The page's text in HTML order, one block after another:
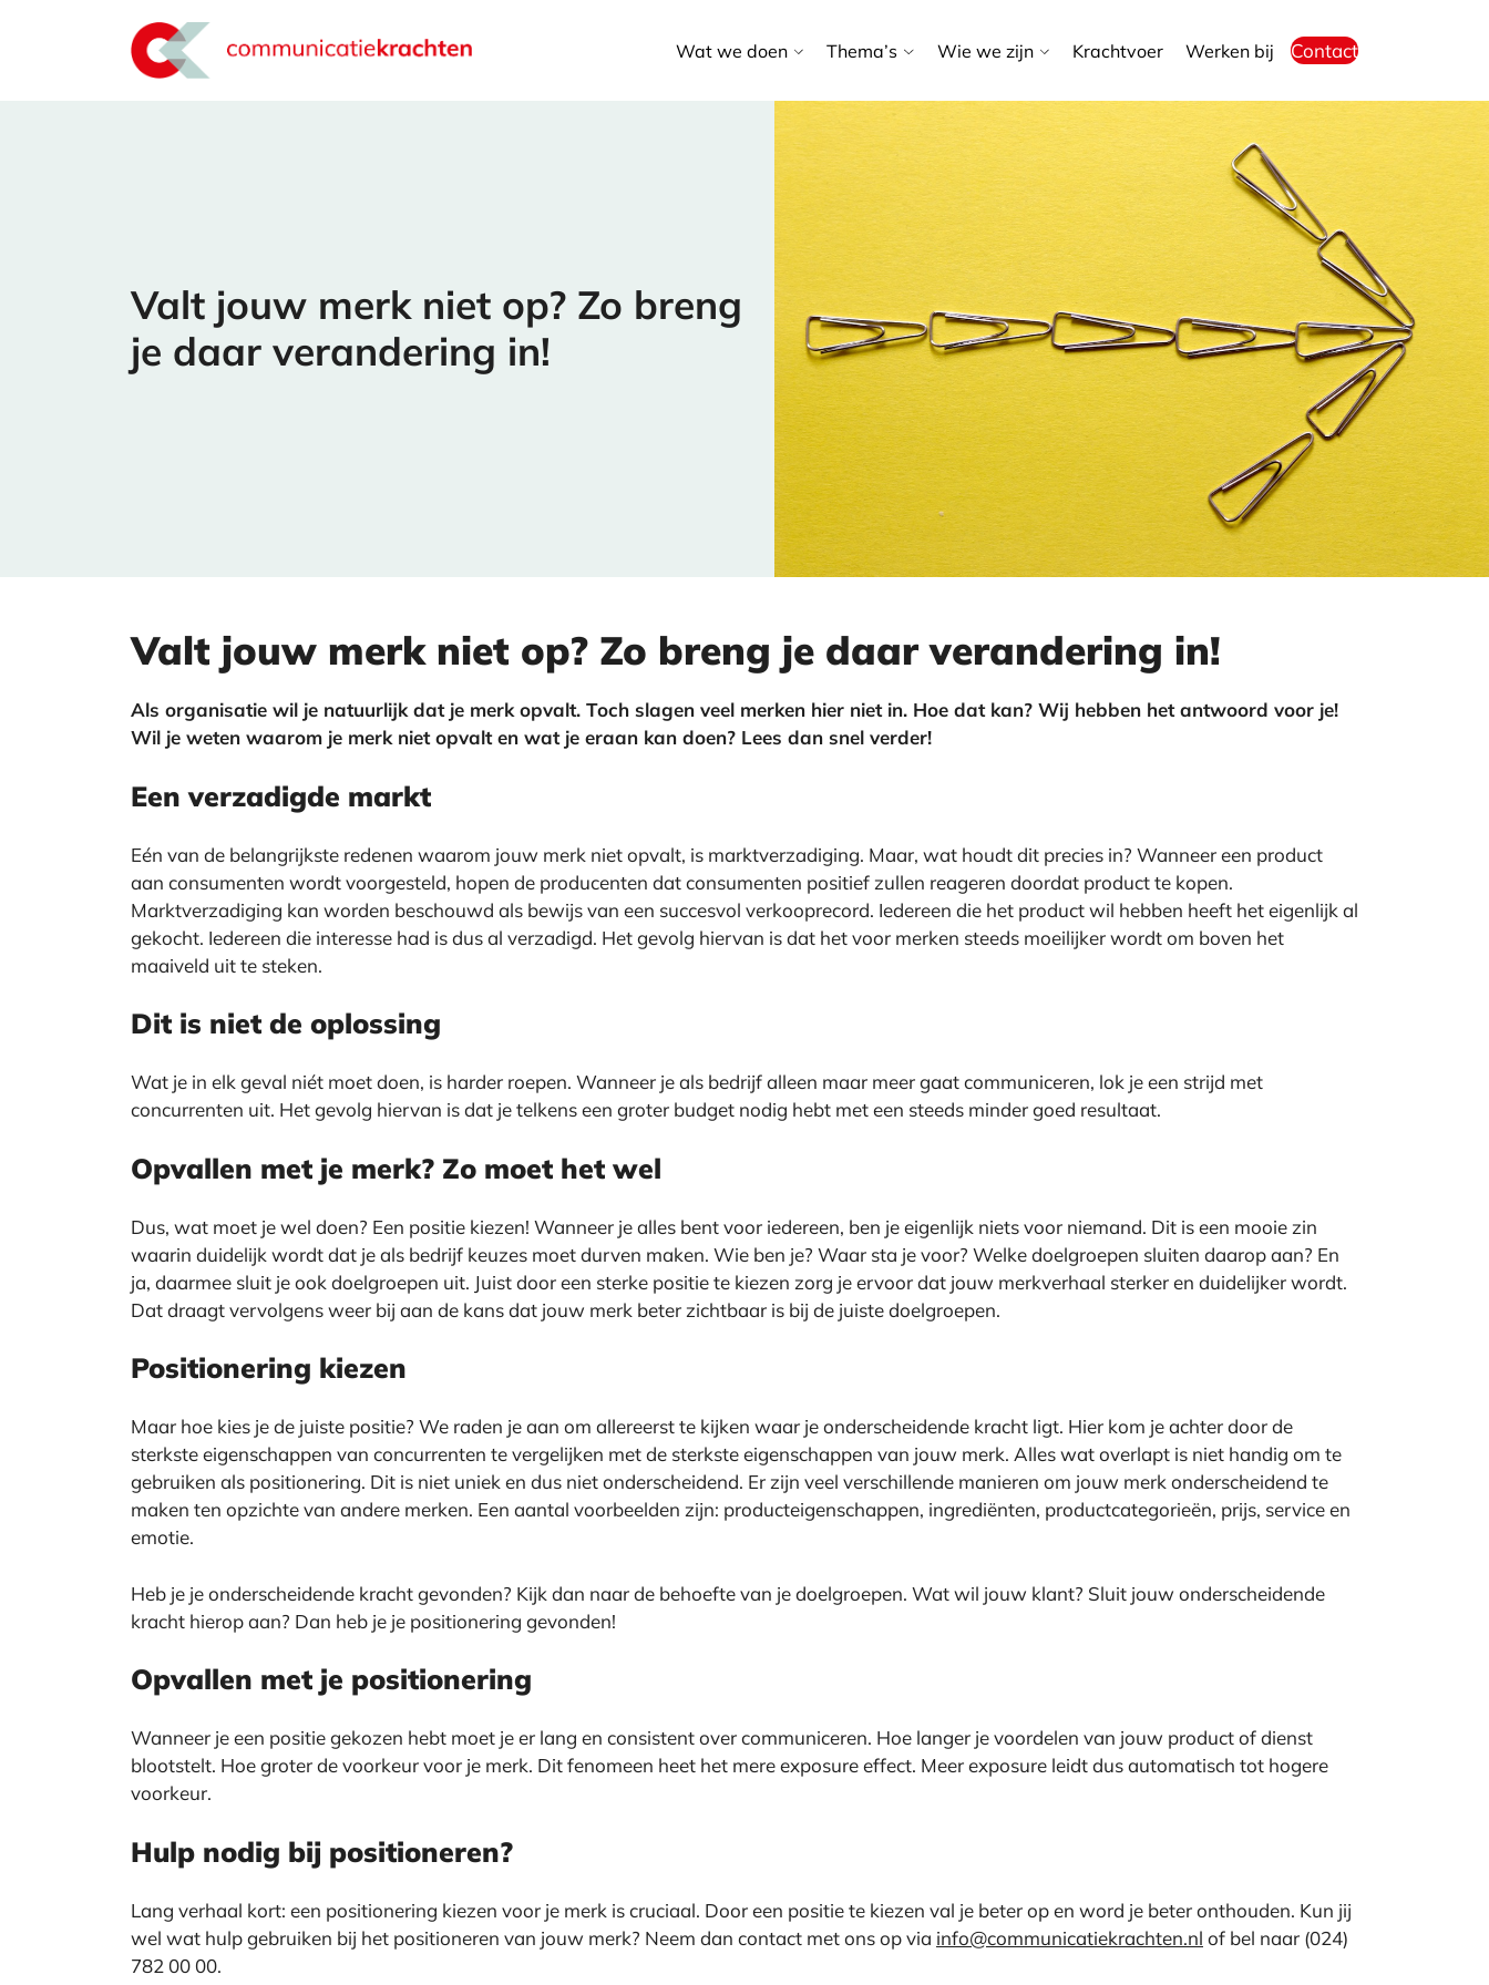
Wat we doen Thema’s Wie we zijn Krachtvoer Werken bij Contact
Valt jouw merk niet op? Zo breng
je daar verandering in!
Valt jouw merk niet op? Zo breng je daar verandering in!
Als organisatie wil je natuurlijk dat je merk opvalt. Toch slagen veel merken hier niet in. Hoe dat kan? Wij hebben het antwoord voor je!
Wil je weten waarom je merk niet opvalt en wat je eraan kan doen? Lees dan snel verder!
Een verzadigde markt
Eén van de belangrijkste redenen waarom jouw merk niet opvalt, is marktverzadiging. Maar, wat houdt dit precies in? Wanneer een product
aan consumenten wordt voorgesteld, hopen de producenten dat consumenten positief zullen reageren doordat product te kopen.
Marktverzadiging kan worden beschouwd als bewijs van een succesvol verkooprecord. Iedereen die het product wil hebben heeft het eigenlijk al
gekocht. Iedereen die interesse had is dus al verzadigd. Het gevolg hiervan is dat het voor merken steeds moeilijker wordt om boven het
maaiveld uit te steken.
Dit is niet de oplossing
Wat je in elk geval niét moet doen, is harder roepen. Wanneer je als bedrijf alleen maar meer gaat communiceren, lok je een strijd met
concurrenten uit. Het gevolg hiervan is dat je telkens een groter budget nodig hebt met een steeds minder goed resultaat.
Opvallen met je merk? Zo moet het wel
Dus, wat moet je wel doen? Een positie kiezen! Wanneer je alles bent voor iedereen, ben je eigenlijk niets voor niemand. Dit is een mooie zin
waarin duidelijk wordt dat je als bedrijf keuzes moet durven maken. Wie ben je? Waar sta je voor? Welke doelgroepen sluiten daarop aan? En
ja, daarmee sluit je ook doelgroepen uit. Juist door een sterke positie te kiezen zorg je ervoor dat jouw merkverhaal sterker en duidelijker wordt.
Dat draagt vervolgens weer bij aan de kans dat jouw merk beter zichtbaar is bij de juiste doelgroepen.
Positionering kiezen
Maar hoe kies je de juiste positie? We raden je aan om allereerst te kijken waar je onderscheidende kracht ligt. Hier kom je achter door de
sterkste eigenschappen van concurrenten te vergelijken met de sterkste eigenschappen van jouw merk. Alles wat overlapt is niet handig om te
gebruiken als positionering. Dit is niet uniek en dus niet onderscheidend. Er zijn veel verschillende manieren om jouw merk onderscheidend te
maken ten opzichte van andere merken. Een aantal voorbeelden zijn: producteigenschappen, ingrediënten, productcategorieën, prijs, service en
emotie.
Heb je je onderscheidende kracht gevonden? Kijk dan naar de behoefte van je doelgroepen. Wat wil jouw klant? Sluit jouw onderscheidende
kracht hierop aan? Dan heb je je positionering gevonden!
Opvallen met je positionering
Wanneer je een positie gekozen hebt moet je er lang en consistent over communiceren. Hoe langer je voordelen van jouw product of dienst
blootstelt. Hoe groter de voorkeur voor je merk. Dit fenomeen heet het mere exposure effect. Meer exposure leidt dus automatisch tot hogere
voorkeur.
Hulp nodig bij positioneren?
Lang verhaal kort: een positionering kiezen voor je merk is cruciaal. Door een positie te kiezen val je beter op en word je beter onthouden. Kun jij
wel wat hulp gebruiken bij het positioneren van jouw merk? Neem dan contact met ons op via info@communicatiekrachten.nl of bel naar (024)
782 00 00.